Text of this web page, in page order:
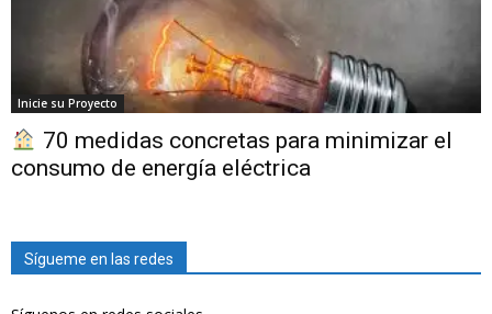
Inicie su Proyecto
70 medidas concretas para minimizar el
consumo de energía eléctrica
Sígueme en las redes